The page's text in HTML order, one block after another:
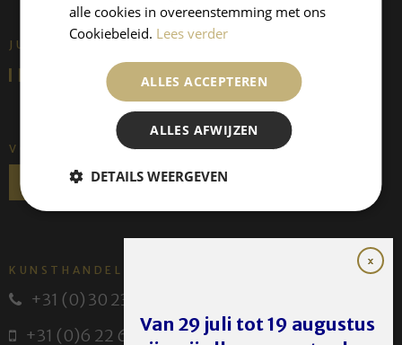
JUFFERMANS FINE ART IS:
VOLG ONS
KUNSTHANDEL JUFFERMANS
+31 (0) 30 231 14 63
+31 (0)6 22 614 582
Van 29 juli tot 19 augustus
alle cookies in overeenstemming met ons
Cookiebeleid. Lees verder
ALLES ACCEPTEREN
ALLES AFWIJZEN
DETAILS WEERGEVEN